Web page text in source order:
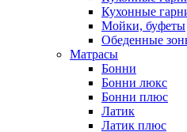
Кухонные
Мойки, буфеты
Обеденные
Матрасы
Бонни
Бонни люкс
Бонни плюс
Латик
Латик плюс